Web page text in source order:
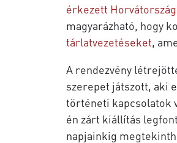
érkezett
magyarázható, hogy
tárlatvezetéseket,
A rendezvény
szerepet játszott, aki
történeti kapcsolatok
én zárt kiállítás
napjainkig